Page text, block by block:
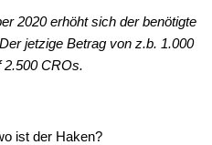
2020 erhöht sich der benötigte
jetzige Betrag von z.b. 1.000
2.500 CROs.
ist der Haken?